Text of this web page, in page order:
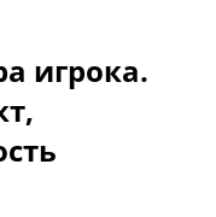
игрока.